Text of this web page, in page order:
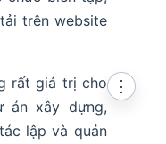
trên website
rất giá trị cho
án xây dựng,
lập và quản
⋮